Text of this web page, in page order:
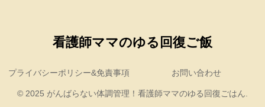
プライバシーポリシー&免責事項 お問い合わせ
© 2025 がんばらない体調管理！看護師ママのゆる回復ごはん.